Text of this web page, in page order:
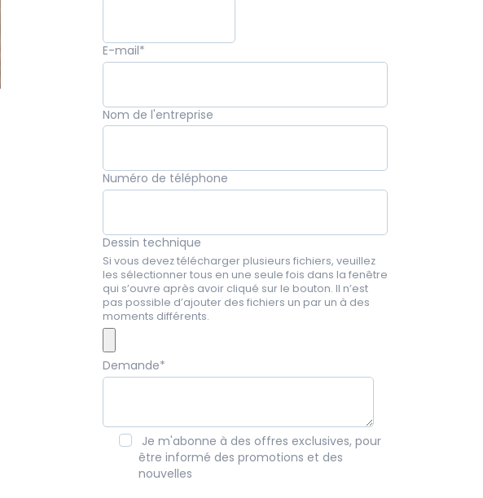
E-mail*
Nom de l'entreprise
Numéro de téléphone
Dessin technique
Si vous devez télécharger plusieurs fichiers, veuillez
les sélectionner tous en une seule fois dans la fenêtre
qui s’ouvre après avoir cliqué sur le bouton. Il n’est
pas possible d’ajouter des fichiers un par un à des
moments différents.
Demande*
Je m'abonne à des offres exclusives, pour
être informé des promotions et des
nouvelles